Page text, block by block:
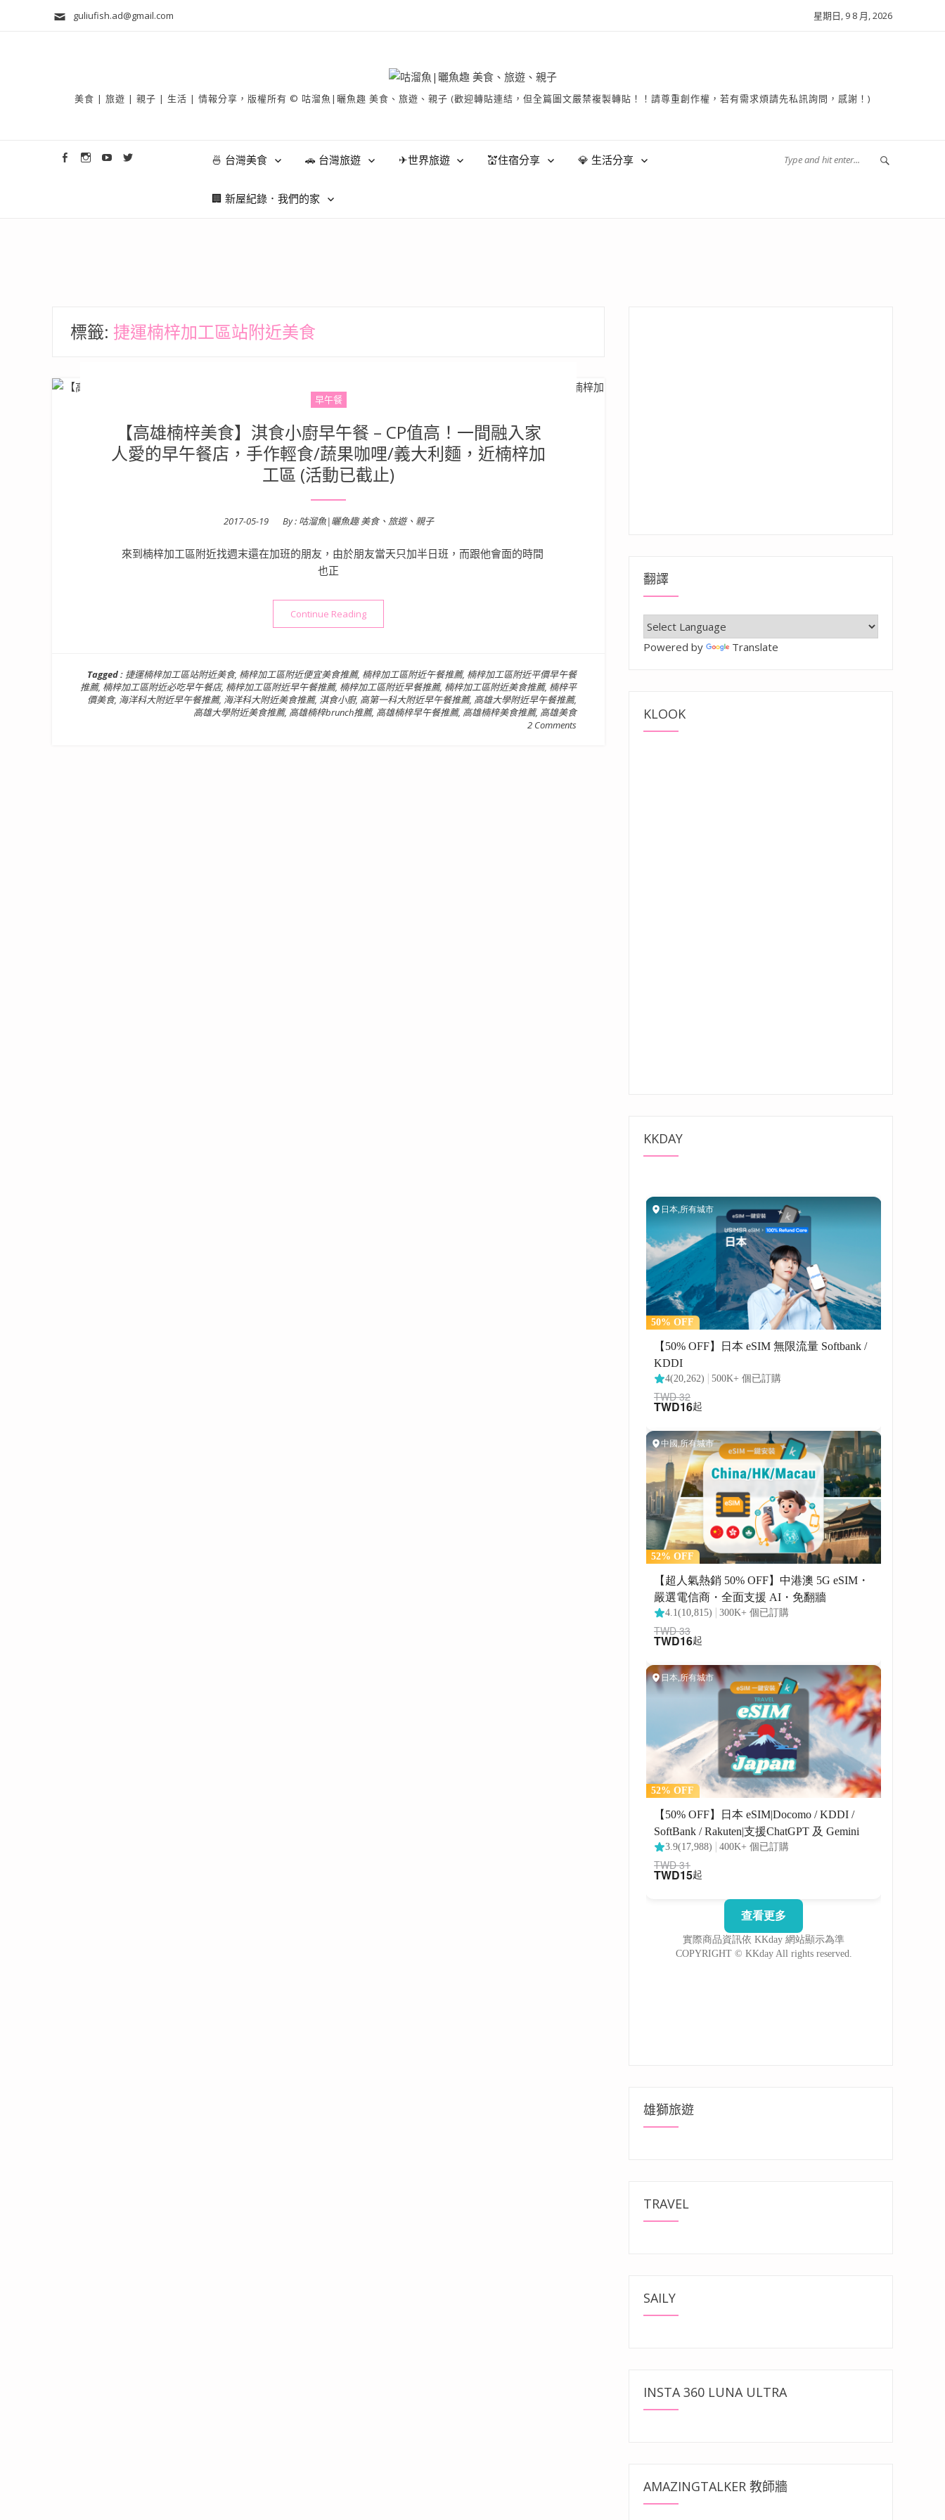
guliufish.ad@gmail.com 星期日, 9 8 月, 2026
美食 | 旅遊 | 親子 | 生活 | 情報分享，版權所有 © 咕溜魚|曬魚趣 美食、旅遊、親子 (歡迎轉貼連結，但全篇圖文嚴禁複製轉貼！！請尊重創作權，若有需求煩請先私訊詢問，感謝！)
🍜 台灣美食 🚗 台灣旅遊 ✈世界旅遊 💒住宿分享 💎 生活分享
🏢 新屋紀錄．我們的家
標籤: 捷運楠梓加工區站附近美食
早午餐
【高雄楠梓美食】淇食小廚早午餐 – CP值高！一間融入家
人愛的早午餐店，手作輕食/蔬果咖哩/義大利麵，近楠梓加
工區 (活動已截止)
Posted
2017-05-19 By : 咕溜魚|曬魚趣 美食、旅遊、親子
來到楠梓加工區附近找週末還在加班的朋友，由於朋友當天只加半日班，而跟他會面的時間
也正
Continue Reading“【高雄楠梓美食】淇食小廚早午餐 – CP值高！一間融入家人愛的早午餐店，手作輕食/蔬果咖哩/義大利麵，近楠梓加工區 (活動已截止)”
Tagged : 捷運楠梓加工區站附近美食, 楠梓加工區附近便宜美食推薦, 楠梓加工區附近午餐推薦, 楠梓加工區附近平價早午餐
推薦, 楠梓加工區附近必吃早午餐店, 楠梓加工區附近早午餐推薦, 楠梓加工區附近早餐推薦, 楠梓加工區附近美食推薦, 楠梓平
價美食, 海洋科大附近早午餐推薦, 海洋科大附近美食推薦, 淇食小廚, 高第一科大附近早午餐推薦, 高雄大學附近早午餐推薦,
高雄大學附近美食推薦, 高雄楠梓brunch推薦, 高雄楠梓早午餐推薦, 高雄楠梓美食推薦, 高雄美食
2 Comments
翻譯
Powered by Translate
KLOOK
KKDAY
雄獅旅遊
TRAVEL
SAILY
INSTA 360 LUNA ULTRA
AMAZINGTALKER 教師牆